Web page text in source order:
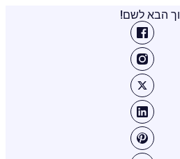
הבא לשם!